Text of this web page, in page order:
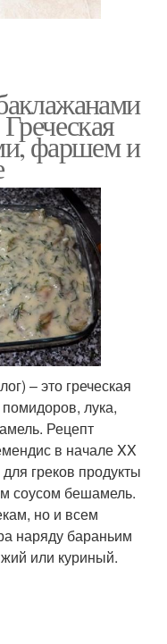
фаршем и
– это греческая
лука,
Рецепт
в начале XX
греков продукты
соусом бешамель.
но и всем
наряду бараньим
или куриный.